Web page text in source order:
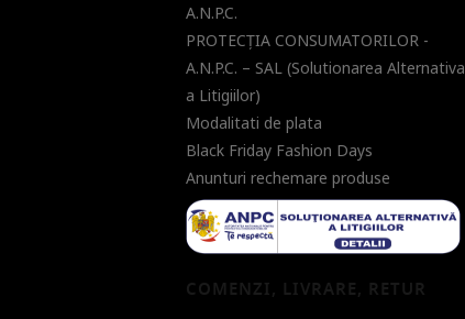
A.N.P.C.
PROTECŢIA CONSUMATORILOR -
A.N.P.C. – SAL (Solutionarea Alternativa
a Litigiilor)
Modalitati de plata
Black Friday Fashion Days
Anunturi rechemare produse
COMENZI, LIVRARE, RETUR